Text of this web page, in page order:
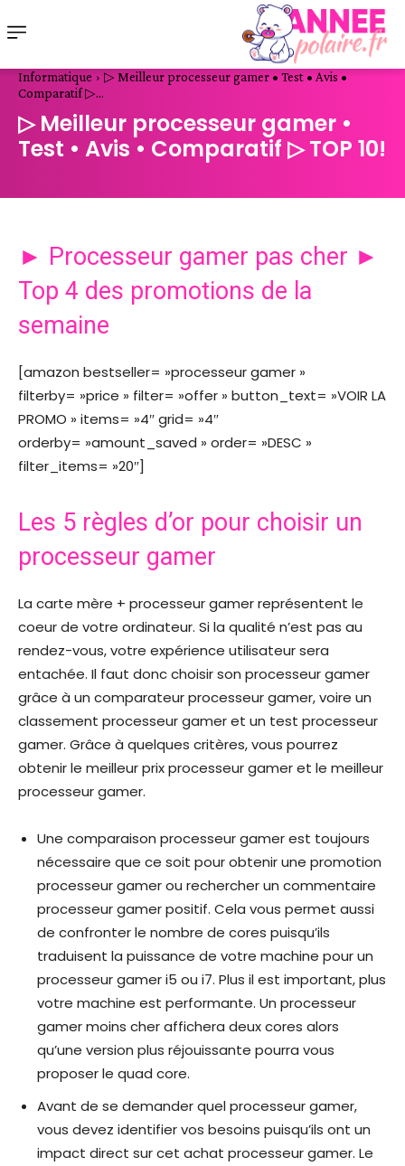
Informatique
▷ Meilleur processeur gamer • Test • Avis •
Comparatif ▷...
▷ Meilleur processeur gamer •
Test • Avis • Comparatif ▷ TOP 10!
► Processeur gamer pas cher ►
Top 4 des promotions de la
semaine
[amazon bestseller= »processeur gamer »
filterby= »price » filter= »offer » button_text= »VOIR LA
PROMO » items= »4″ grid= »4″
orderby= »amount_saved » order= »DESC »
filter_items= »20″]
Les 5 règles d’or pour choisir un
processeur gamer
La carte mère + processeur gamer représentent le
coeur de votre ordinateur. Si la qualité n’est pas au
rendez-vous, votre expérience utilisateur sera
entachée. Il faut donc choisir son processeur gamer
grâce à un comparateur processeur gamer, voire un
classement processeur gamer et un test processeur
gamer. Grâce à quelques critères, vous pourrez
obtenir le meilleur prix processeur gamer et le meilleur
processeur gamer.
Une comparaison processeur gamer est toujours
nécessaire que ce soit pour obtenir une promotion
processeur gamer ou rechercher un commentaire
processeur gamer positif. Cela vous permet aussi
de confronter le nombre de cores puisqu’ils
traduisent la puissance de votre machine pour un
processeur gamer i5 ou i7. Plus il est important, plus
votre machine est performante. Un processeur
gamer moins cher affichera deux cores alors
qu’une version plus réjouissante pourra vous
proposer le quad core.
Avant de se demander quel processeur gamer,
vous devez identifier vos besoins puisqu’ils ont un
impact direct sur cet achat processeur gamer. Le